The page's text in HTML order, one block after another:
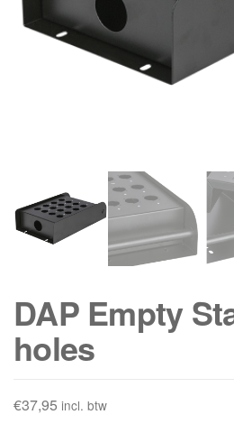
DAP Empty
holes
€37,95 incl. btw